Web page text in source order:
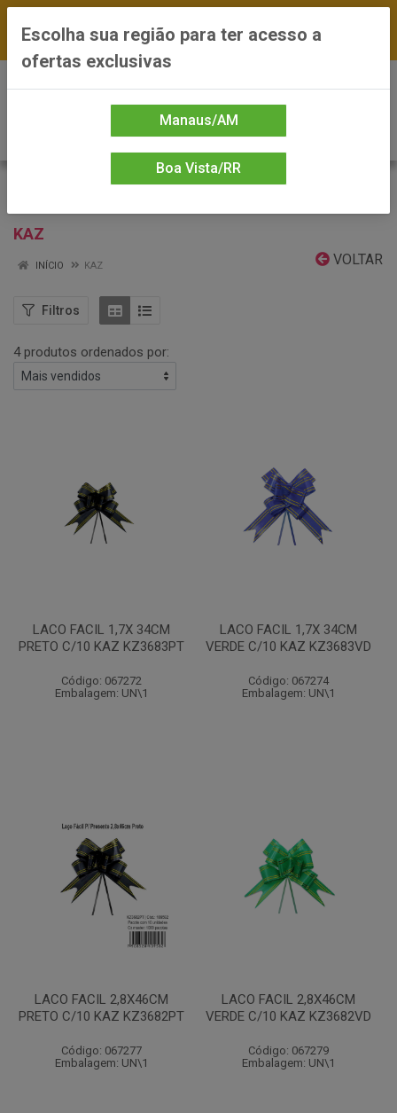
*Preços exclusivos do site — Entrega em até 24h
KAZ
VOLTAR
INÍCIO KAZ
Filtros
4 produtos ordenados por:
LACO FACIL 1,7X 34CM
PRETO C/10 KAZ KZ3683PT
Código: 067272
Embalagem: UN\1
LACO FACIL 1,7X 34CM
VERDE C/10 KAZ KZ3683VD
Código: 067274
Embalagem: UN\1
LACO FACIL 2,8X46CM
PRETO C/10 KAZ KZ3682PT
Código: 067277
Embalagem: UN\1
LACO FACIL 2,8X46CM
VERDE C/10 KAZ KZ3682VD
Código: 067279
Embalagem: UN\1
Escolha sua região para ter acesso a
ofertas exclusivas
Manaus/AM
Boa Vista/RR